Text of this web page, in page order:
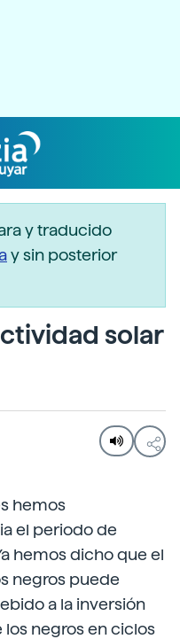
y traducido
y sin posterior
solar
hemos
el periodo de
hemos dicho que el
negros puede
a la inversión
negros en ciclos